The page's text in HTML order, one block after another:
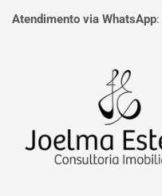
Atendimento via WhatsApp: